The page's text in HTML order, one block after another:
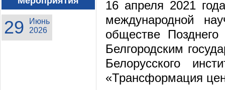
29
Июнь
2026
16 апреля 2021
международной
обществе
Белгородским
Белорусского
«Трансформация